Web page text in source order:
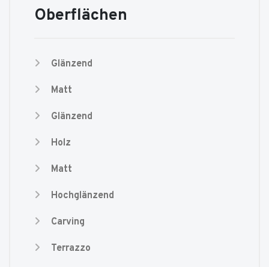
Oberflächen
Glänzend
Matt
Glänzend
Holz
Matt
Hochglänzend
Carving
Terrazzo